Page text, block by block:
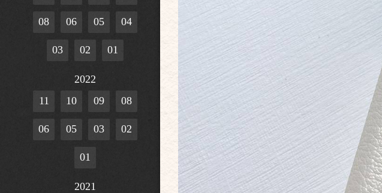
08 06 05 04
03 02 01
2022
11
10 09 08
06 05 03 02
01
2021